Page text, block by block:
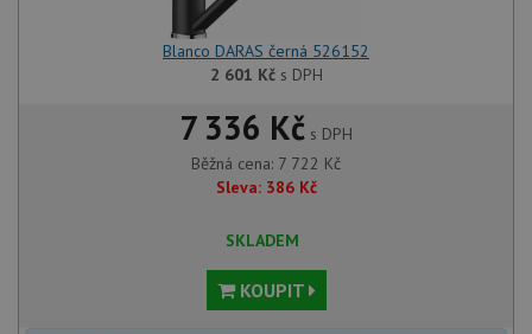
Blanco DARAS černá 526152
2 601 Kčs DPH
7 336 Kč s DPH
Běžná cena: 7 722 Kč
Sleva: 386 Kč
SKLADEM
KOUPIT